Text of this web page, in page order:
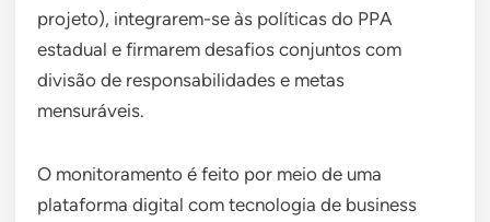
projeto), integrarem-se às políticas do PPA
estadual e firmarem desafios conjuntos com
divisão de responsabilidades e metas
mensuráveis.
O monitoramento é feito por meio de uma
plataforma digital com tecnologia de business